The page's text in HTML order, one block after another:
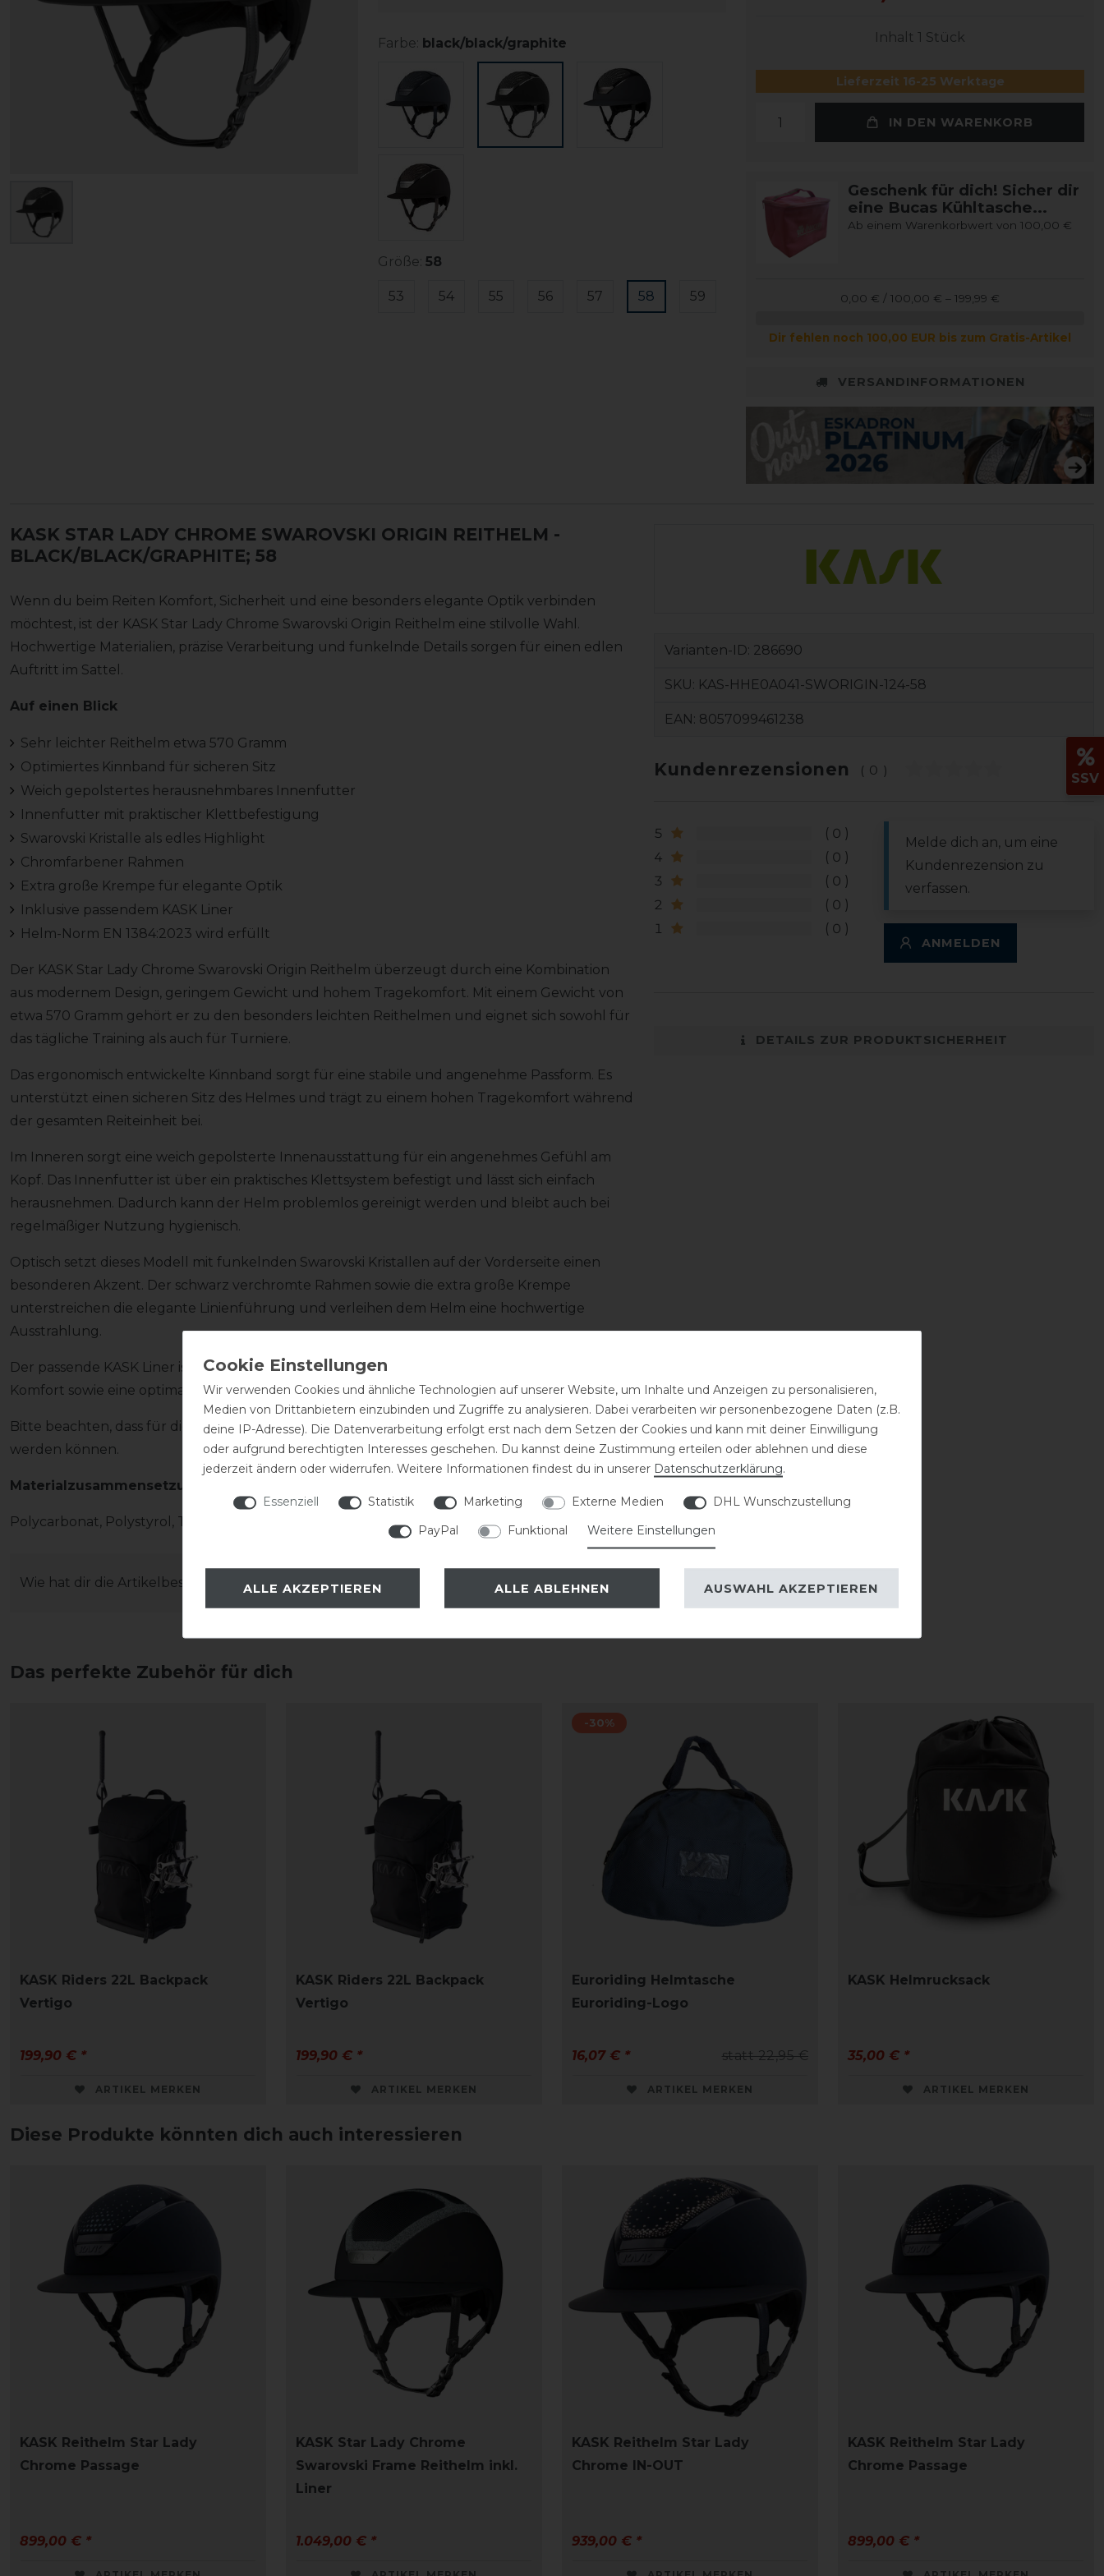
Farbe: black/black/graphite
Größe: 58
53 54 55 56 57 58 59
Inhalt 1 Stück
Lieferzeit 16-25 Werktage
IN DEN WARENKORB
Geschenk für dich! Sicher dir
eine Bucas Kühltasche...
Ab einem Warenkorbwert von 100,00 €
0,00 € / 100,00 € – 199,99 €
Dir fehlen noch 100,00 EUR bis zum Gratis-Artikel
VERSANDINFORMATIONEN
KASK STAR LADY CHROME SWAROVSKI ORIGIN REITHELM -
BLACK/BLACK/GRAPHITE; 58
Wenn du beim Reiten Komfort, Sicherheit und eine besonders elegante Optik verbinden
möchtest, ist der KASK Star Lady Chrome Swarovski Origin Reithelm eine stilvolle Wahl.
Hochwertige Materialien, präzise Verarbeitung und funkelnde Details sorgen für einen edlen
Auftritt im Sattel.
Auf einen Blick
Sehr leichter Reithelm etwa 570 Gramm
Optimiertes Kinnband für sicheren Sitz
Weich gepolstertes herausnehmbares Innenfutter
Innenfutter mit praktischer Klettbefestigung
Swarovski Kristalle als edles Highlight
Chromfarbener Rahmen
Extra große Krempe für elegante Optik
Inklusive passendem KASK Liner
Helm-Norm EN 1384:2023 wird erfüllt
Der KASK Star Lady Chrome Swarovski Origin Reithelm überzeugt durch eine Kombination
aus modernem Design, geringem Gewicht und hohem Tragekomfort. Mit einem Gewicht von
etwa 570 Gramm gehört er zu den besonders leichten Reithelmen und eignet sich sowohl für
das tägliche Training als auch für Turniere.
Das ergonomisch entwickelte Kinnband sorgt für eine stabile und angenehme Passform. Es
unterstützt einen sicheren Sitz des Helmes und trägt zu einem hohen Tragekomfort während
der gesamten Reiteinheit bei.
Im Inneren sorgt eine weich gepolsterte Innenausstattung für ein angenehmes Gefühl am
Kopf. Das Innenfutter ist über ein praktisches Klettsystem befestigt und lässt sich einfach
herausnehmen. Dadurch kann der Helm problemlos gereinigt werden und bleibt auch bei
regelmäßiger Nutzung hygienisch.
Optisch setzt dieses Modell mit funkelnden Swarovski Kristallen auf der Vorderseite einen
besonderen Akzent. Der schwarz verchromte Rahmen sowie die extra große Krempe
unterstreichen die elegante Linienführung und verleihen dem Helm eine hochwertige
Ausstrahlung.
Der passende KASK Liner ist bereits im Lieferumfang enthalten und sorgt für zusätzlichen
Komfort sowie eine optimale Passform.
Bitte beachten, dass für diesen Helm ausschließlich passende KASK Innenfutter verwendet
werden können.
Materialzusammensetzung
Polycarbonat, Polystyrol, Textilfutter
Wie hat dir die Artikelbeschreibung gefallen?
Varianten-ID: 286690
SKU: KAS-HHE0A041-SWORIGIN-124-58
EAN: 8057099461238
Kundenrezensionen (0)
5
0
4
0
3
0
2
0
1
0
Melde dich an, um eine
Kundenrezension zu
verfassen.
ANMELDEN
DETAILS ZUR PRODUKTSICHERHEIT
Das perfekte Zubehör für dich
KASK Riders 22L Backpack
Vertigo
199,90 € *
ARTIKEL MERKEN
KASK Riders 22L Backpack
Vertigo
199,90 € *
ARTIKEL MERKEN
-30%
Euroriding Helmtasche
Euroriding-Logo
statt 22,95 €
16,07 € *
ARTIKEL MERKEN
KASK Helmrucksack
35,00 € *
ARTIKEL MERKEN
Diese Produkte könnten dich auch interessieren
KASK Reithelm Star Lady
Chrome Passage
899,00 € *
KASK Star Lady Chrome
Swarovski Frame Reithelm inkl.
Liner
1.049,00 € *
KASK Reithelm Star Lady
Chrome IN-OUT
939,00 € *
KASK Reithelm Star Lady
Chrome Passage
899,00 € *
SSV
Wir verwenden Cookies und ähnliche Technologien auf unserer Website, um Inhalte und Anzeigen zu personalisieren,
Medien von Drittanbietern einzubinden und Zugriffe zu analysieren. Dabei verarbeiten wir personenbezogene Daten (z.B.
deine IP-Adresse). Die Datenverarbeitung erfolgt erst nach dem Setzen der Cookies und kann mit deiner Einwilligung
oder aufgrund berechtigten Interesses geschehen. Du kannst deine Zustimmung erteilen oder ablehnen und diese
jederzeit ändern oder widerrufen. Weitere Informationen findest du in unserer Daten­schutz­erklärung.
Essenziell Statistik Marketing Externe Medien
DHL Wunschzustellung
PayPal
Funktional Weitere Einstellungen
ALLE AKZEPTIEREN ALLE ABLEHNEN AUSWAHL AKZEPTIEREN